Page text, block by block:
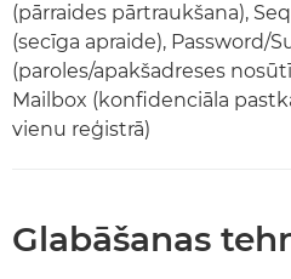
(pārraides pārtraukšana),
(secīga apraide), Password/
(paroles/apakšadreses
Mailbox (konfidenciāla
vienu reģistrā)
Glabāšanas